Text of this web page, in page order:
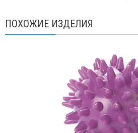
ПОХОЖИЕ ИЗДЕЛИЯ